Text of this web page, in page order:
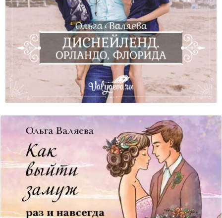
Диснейленд. Орландо, Флорида.